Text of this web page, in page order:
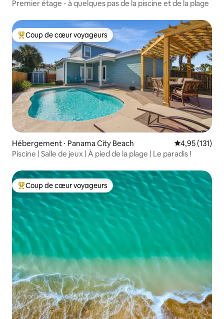
Premier étage - à quelques pas de la piscine et de la plage
Coups de cœur voyageurs les plus appréciés
Coup de cœur voyageurs
Hébergement ⋅ Panama City Beach Évaluation
4,95 (131)
Piscine | Salle de jeux | À pied de la plage | Le paradis !
Coups de cœur voyageurs les plus appréciés
Coup de cœur voyageurs